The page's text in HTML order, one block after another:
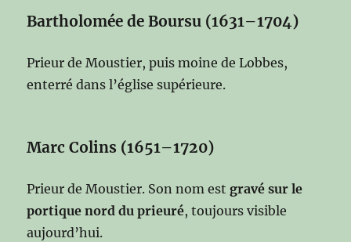
Bartholomée de Boursu (1631–1704)
Prieur de Moustier, puis moine de Lobbes,
enterré dans l’église supérieure.
Marc Colins (1651–1720)
Prieur de Moustier. Son nom estgravé sur le
portique nord du prieuré, toujours visible
aujourd’hui.